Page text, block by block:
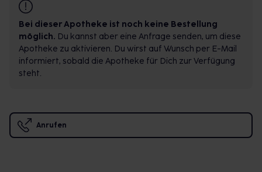
Bei dieser Apotheke ist noch keine Bestellung
möglich. Du kannst aber eine Anfrage senden, um diese
Apotheke zu aktivieren. Du wirst auf Wunsch per E-Mail
informiert, sobald die Apotheke für Dich zur Verfügung
steht.
Anrufen